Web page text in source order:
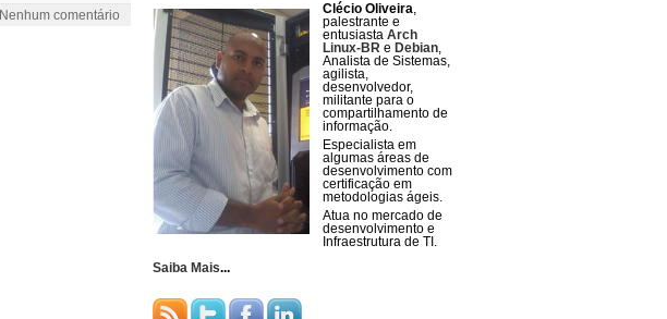
Nenhum comentário
Clécio Oliveira,
palestrante e
entusiasta Arch
Linux-BR e Debian,
Analista de Sistemas,
agilista,
desenvolvedor,
militante para o
compartilhamento de
informação.
Especialista em
algumas áreas de
desenvolvimento com
certificação em
metodologias ágeis.
Atua no mercado de
desenvolvimento e
Infraestrutura de TI.
Saiba Mais...